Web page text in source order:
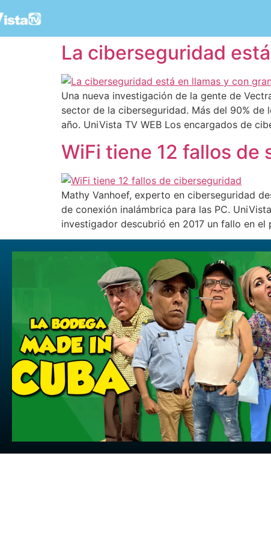
La ciberseguridad
Una nueva investigación de la gente de
sector de la ciberseguridad. Más del 90%
año. UniVista TV WEB Los encargados de
WiFi tiene 12 fallos
Mathy Vanhoef, experto en ciberseguridad
de conexión inalámbrica para las PC.
investigador descubrió en 2017 un fallo en